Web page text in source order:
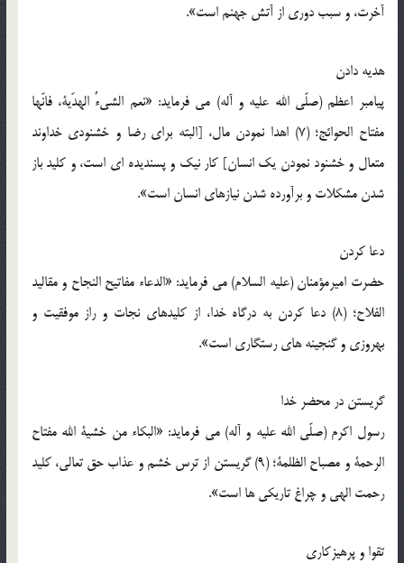
آخرت، و سبب دوری از آتش جهنم است».
هدیه دادن
پیامبر اعظم (صلّی الله علیه و آله) می فرماید: «نعم الشیءٌ الهدّیة، فانّها
مفتاح الحوائج؛ (7) اهدا نمودن مال، [البته برای رضا و خشنودی خداوند
متعال و خشنود نمودن یک انسان] کار نیک و پسندیده ای است، و کلید باز
شدن مشکلات و برآورده شدن نیازهای انسان است».
دعا کردن
حضرت امیرمؤمنان (علیه السلام) می فرماید: «الدعاء مفاتیح النجاح و مقالید
الفلاح؛ (8) دعا کردن به درگاه خدا، از کلیدهای نجات و راز موفقیت و
بهروزی و گنجینه های رستگاری است».
گریستن در محضر خدا
رسول اکرم (صلّی الله علیه و آله) می فرماید: «البکاء من خشیة الله مفتاح
الرحمة و مصباح الظلمة؛ (9) گریستن از ترس خشم و عذاب حق تعالی، کلید
رحمت الهی و چراغ تاریکی ها است».
تقوا و پرهیزکاری